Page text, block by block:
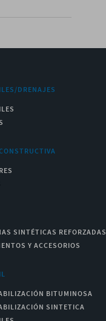
DRENAJES
SINTÉTICAS REFORZADAS
Y ACCESORIOS
BITUMINOSA
SINTETICA